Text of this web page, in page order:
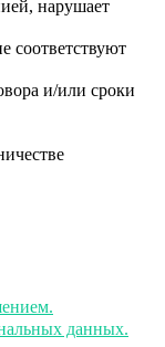
нарушает
соответствуют
и/или сроки
данных.